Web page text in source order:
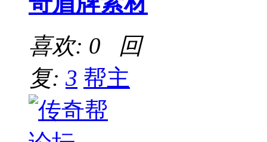
喜欢: 0 回
复: 3 帮主